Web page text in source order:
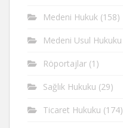
Medeni Hukuk (158)
Medeni Usul Hukuku
Röportajlar (1)
Sağlık Hukuku (29)
Ticaret Hukuku (174)